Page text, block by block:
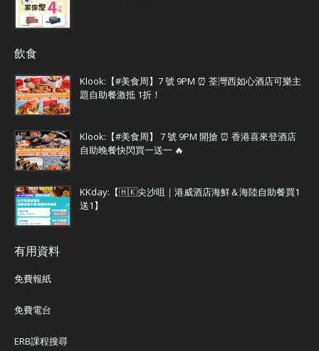
飲食
Klook:【#美食周】7 號 9PM ⏰ 荃灣西如心酒店可樂主
題自助餐激抵 1折！
Klook:【#美食周】 7 號 9PM 開搶 ⏰ 香港喜來登酒店
自助晚餐快閃買一送一 🔥
KKday:【🇭🇰尖沙咀｜港威酒店海鮮＆海陸自助餐買1
送1】
有用資料
免費報紙
免費電台
ERB課程搜尋